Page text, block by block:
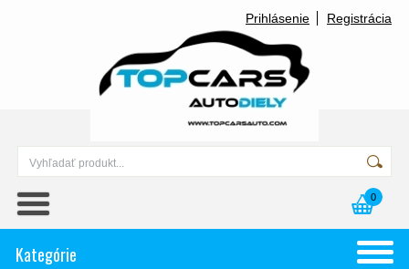
Prihlásenie Registrácia
0
Kategórie